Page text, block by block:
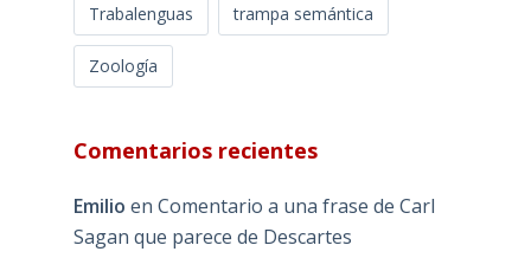
Trabalenguas trampa semántica
Zoología
Comentarios recientes
Emilio en Comentario a una frase de Carl
Sagan que parece de Descartes